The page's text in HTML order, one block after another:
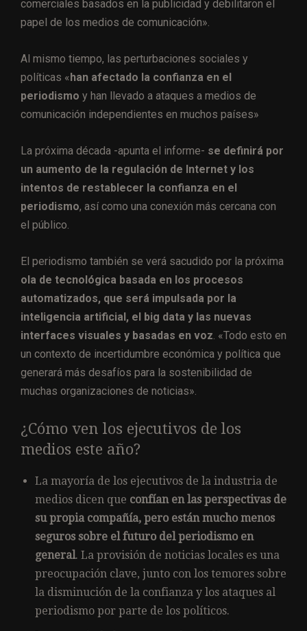
comerciales basados en la publicidad y debilitaron el
papel de los medios de comunicación».
Al mismo tiempo, las perturbaciones sociales y
políticas «han afectado la confianza en el
periodismo y han llevado a ataques a medios de
comunicación independientes en muchos países»
La próxima década -apunta el informe- se definirá por
un aumento de la regulación de Internet y los
intentos de restablecer la confianza en el
periodismo, así como una conexión más cercana con
el público.
El periodismo también se verá sacudido por la próxima
ola de tecnológica basada en los procesos
automatizados, que será impulsada por la
inteligencia artificial, el big data y las nuevas
interfaces visuales y basadas en voz . «Todo esto en
un contexto de incertidumbre económica y política que
generará más desafíos para la sostenibilidad de
muchas organizaciones de noticias».
¿Cómo ven los ejecutivos de los
medios este año?
La mayoría de los ejecutivos de la industria de
medios dicen que confían en las perspectivas de
su propia compañía, pero están mucho menos
seguros sobre el futuro del periodismo en
general. La provisión de noticias locales es una
preocupación clave, junto con los temores sobre
la disminución de la confianza y los ataques al
periodismo por parte de los políticos.